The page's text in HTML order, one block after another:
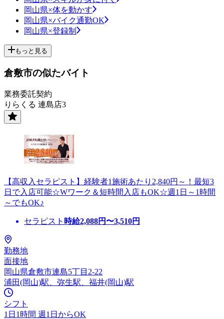
岡山県×体を動かす
岡山県×バイク通勤OK
岡山県×登録制
もっと見る
倉敷市の似たバイト
業務委託契約
りらくる 連島店3
【高収入セラピスト】経験者1施術あたり2,840円～！最短3
日で入店可能☆Wワーク＆短時間入店もOK☆週1日～1時間
～でもOK♪
セラピスト 時給2,088円〜3,510円
勤務地
面接地
岡山県倉敷市連島5丁目2-22
浦田(岡山)駅、弥生駅、福井(岡山)駅
シフト
1日1時間 週1日からOK